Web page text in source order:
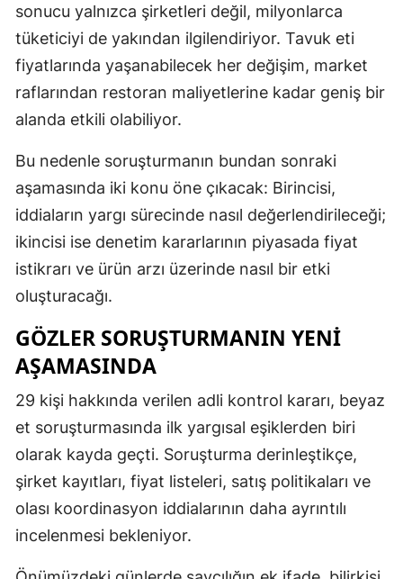
sonucu yalnızca şirketleri değil, milyonlarca
tüketiciyi de yakından ilgilendiriyor. Tavuk eti
fiyatlarında yaşanabilecek her değişim, market
raflarından restoran maliyetlerine kadar geniş bir
alanda etkili olabiliyor.
Bu nedenle soruşturmanın bundan sonraki
aşamasında iki konu öne çıkacak: Birincisi,
iddiaların yargı sürecinde nasıl değerlendirileceği;
ikincisi ise denetim kararlarının piyasada fiyat
istikrarı ve ürün arzı üzerinde nasıl bir etki
oluşturacağı.
GÖZLER SORUŞTURMANIN YENI
AŞAMASINDA
29 kişi hakkında verilen adli kontrol kararı, beyaz
et soruşturmasında ilk yargısal eşiklerden biri
olarak kayda geçti. Soruşturma derinleştikçe,
şirket kayıtları, fiyat listeleri, satış politikaları ve
olası koordinasyon iddialarının daha ayrıntılı
incelenmesi bekleniyor.